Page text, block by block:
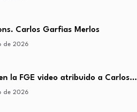
Carlos Garfias Merlos
de 2026
la FGE video atribuido a Carlos…
de 2026